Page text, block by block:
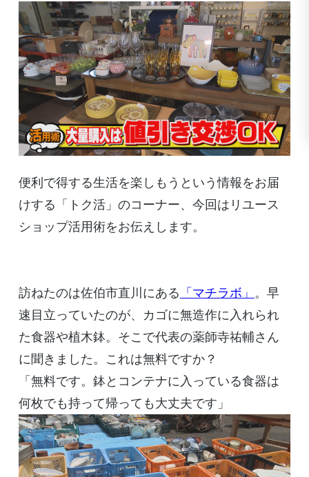
便利で得する生活を楽しもうという情報をお届
けする「トク活」のコーナー、今回はリユース
ショップ活用術をお伝えします。
訪ねたのは佐伯市直川にある 「マチラボ」 。早
速目立っていたのが、カゴに無造作に入れられ
た食器や植木鉢。そこで代表の薬師寺祐輔さん
に聞きました。これは無料ですか？
「無料です。鉢とコンテナに入っている食器は
何枚でも持って帰っても大丈夫です」